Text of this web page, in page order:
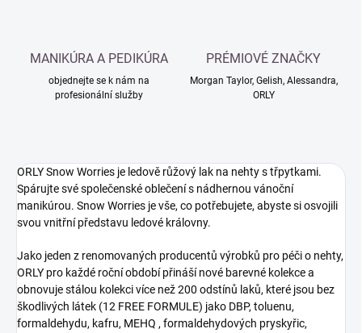
MANIKÚRA A PEDIKÚRA
objednejte se k nám na
profesionální služby
PRÉMIOVÉ ZNAČKY
Morgan Taylor, Gelish, Alessandra,
ORLY
ORLY Snow Worries je ledově růžový lak na nehty s třpytkami.
Spárujte své společenské oblečení s nádhernou vánoční
manikúrou. Snow Worries je vše, co potřebujete, abyste si osvojili
svou vnitřní představu ledové královny.
Jako jeden z renomovaných producentů výrobků pro péči o nehty,
ORLY pro každé roční období přináší nové barevné kolekce a
obnovuje stálou kolekci více než 200 odstínů laků, které jsou bez
škodlivých látek (12 FREE FORMULE) jako DBP, toluenu,
formaldehydu, kafru, MEHQ , formaldehydových pryskyřic,